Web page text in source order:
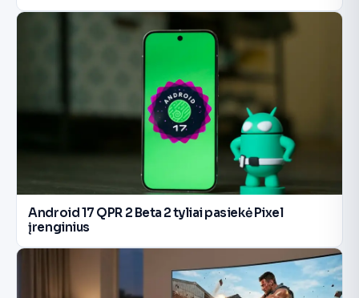
Android 17 QPR 2 Beta 2 tyliai pasiekė Pixel
įrenginius